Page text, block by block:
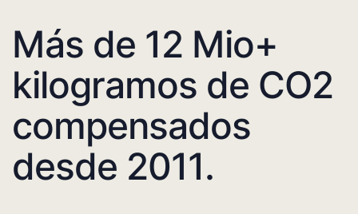
Más de 12 Mio+
kilogramos de CO2
compensados
desde 2011.